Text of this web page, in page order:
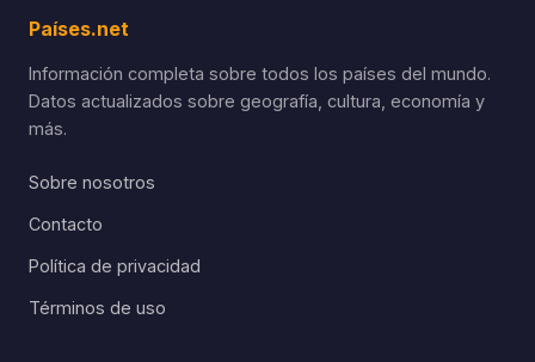
Países.net
Información completa sobre todos los países del mundo.
Datos actualizados sobre geografía, cultura, economía y
más.
Sobre nosotros
Contacto
Política de privacidad
Términos de uso